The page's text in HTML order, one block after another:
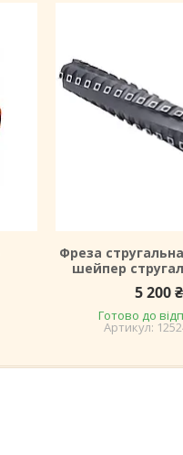
Фреза
шейпер
5 200 ₴
Готово до